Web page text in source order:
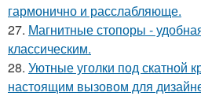
гармонично и расслабляюще.
27. Магнитные стопоры -
классическим.
28. Уютные уголки под скатной
настоящим вызовом для